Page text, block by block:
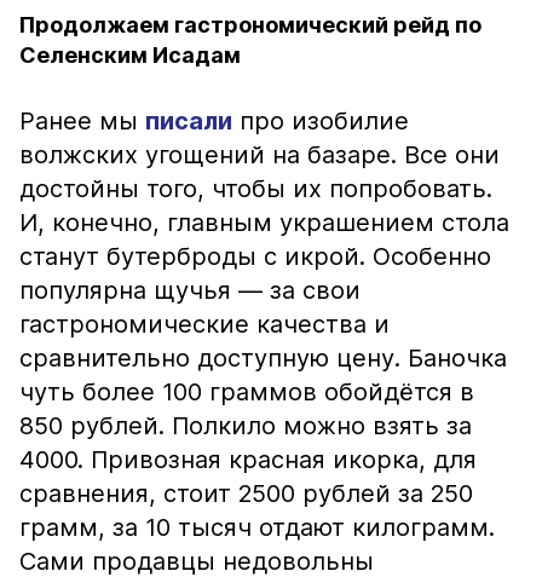
Продолжаем гастрономический рейд по
Селенским Исадам
Ранее мы писали про изобилие
волжских угощений на базаре. Все они
достойны того, чтобы их попробовать.
И, конечно, главным украшением стола
станут бутерброды с икрой. Особенно
популярна щучья — за свои
гастрономические качества и
сравнительно доступную цену. Баночка
чуть более 100 граммов обойдётся в
850 рублей. Полкило можно взять за
4000. Привозная красная икорка, для
сравнения, стоит 2500 рублей за 250
грамм, за 10 тысяч отдают килограмм.
Сами продавцы недовольны